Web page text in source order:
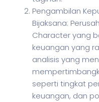
Pengambilan
Bijaksana:
Character yang
keuangan yang
analisis yang
seperti tingkat
keuangan, dan